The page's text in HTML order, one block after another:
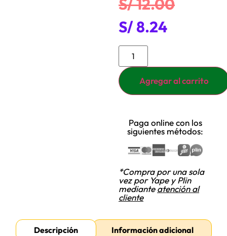
S/12.00
S/8.24
Agregar al carrito
Paga online con los
siguientes métodos:
*Compra por una sola
vez por Yape y Plin
medianteatención al
cliente
Descripción Información adicional